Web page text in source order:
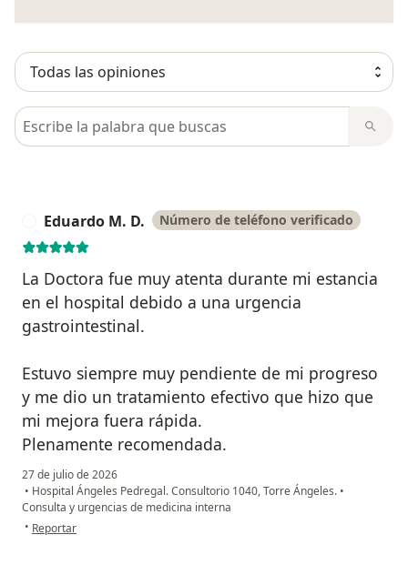
Busca en opiniones
Eduardo M. D. Número de teléfono verificado
La Doctora fue muy atenta durante mi estancia
en el hospital debido a una urgencia
gastrointestinal.
Estuvo siempre muy pendiente de mi progreso
y me dio un tratamiento efectivo que hizo que
mi mejora fuera rápida.
Plenamente recomendada.
27 de julio de 2026
• Hospital Ángeles Pedregal. Consultorio 1040, Torre Ángeles. •
Consulta y urgencias de medicina interna
• en opinión del usuario Eduardo M. D.
Reportar